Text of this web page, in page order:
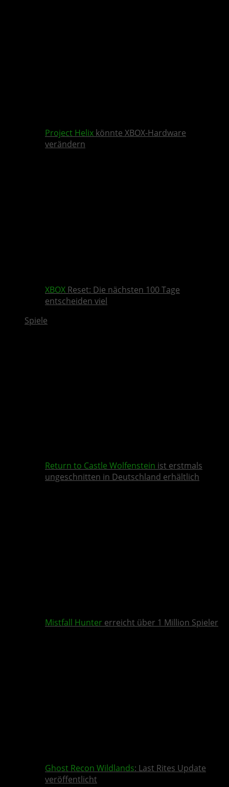
Project Helix könnte XBOX-Hardware
verändern
XBOX Reset: Die nächsten 100 Tage
entscheiden viel
Spiele
Return to Castle Wolfenstein ist erstmals
ungeschnitten in Deutschland erhältlich
Mistfall Hunter erreicht über 1 Million Spieler
Ghost Recon Wildlands: Last Rites Update
veröffentlicht